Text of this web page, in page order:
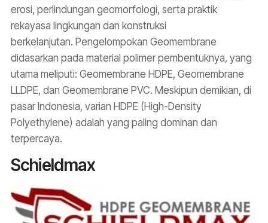
erosi, perlindungan geomorfologi, serta praktik
rekayasa lingkungan dan konstruksi
berkelanjutan. Pengelompokan Geomembrane
didasarkan pada material polimer pembentuknya, yang
utama meliputi: Geomembrane HDPE, Geomembrane
LLDPE, dan Geomembrane PVC. Meskipun demikian, di
pasar Indonesia, varian HDPE (High-Density
Polyethylene) adalah yang paling dominan dan
terpercaya.
Schieldmax